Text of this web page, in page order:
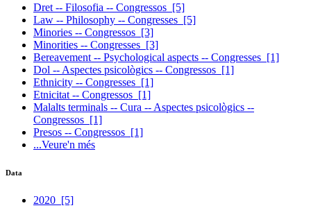
Dret -- Filosofia -- Congressos [5]
Law -- Philosophy -- Congresses [5]
Minories -- Congressos [3]
Minorities -- Congresses [3]
Bereavement -- Psychological aspects -- Congresses [1]
Dol -- Aspectes psicològics -- Congressos [1]
Ethnicity -- Congresses [1]
Etnicitat -- Congressos [1]
Malalts terminals -- Cura -- Aspectes psicològics --
Congressos [1]
Presos -- Congressos [1]
...Veure'n més
Data
2020 [5]